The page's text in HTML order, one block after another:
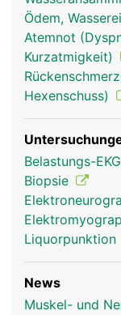
Ödem,
Atemnot
Kurzatmigkeit)
Hexenschuss)
Belastungs-EKG
Biopsie
Liquorpunktion
News
Muskel- und